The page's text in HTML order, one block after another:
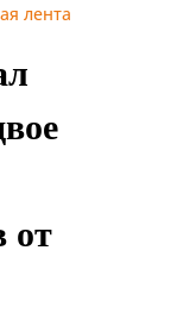
лента
от